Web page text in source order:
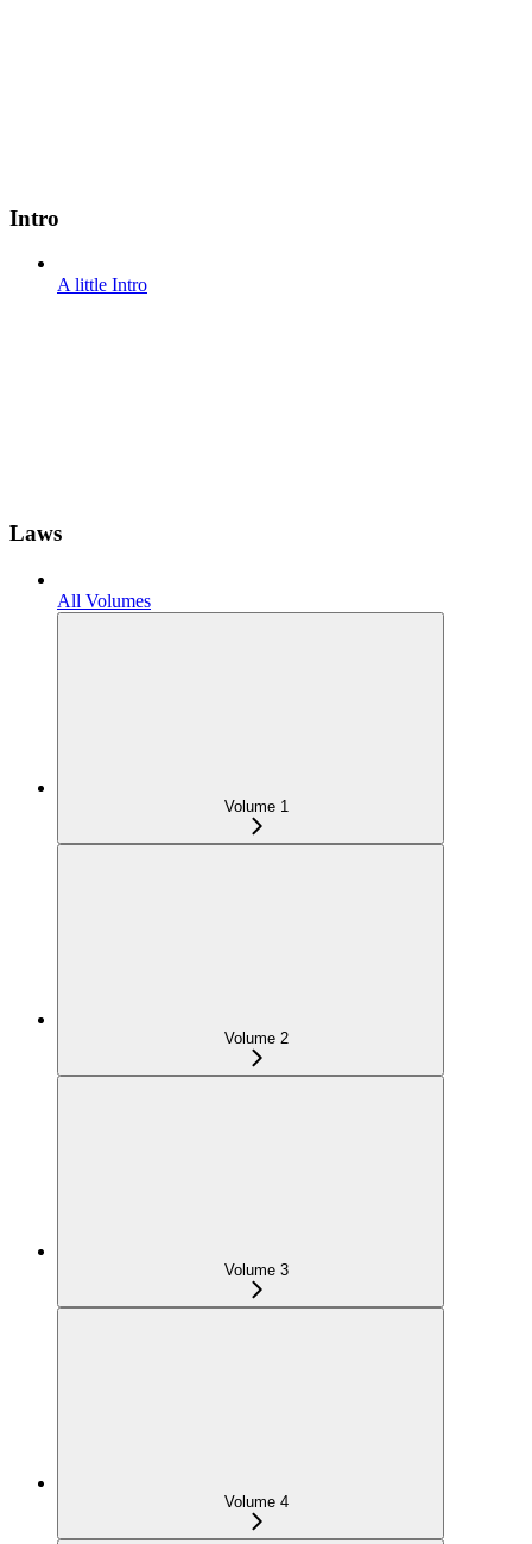
Intro
A little Intro
Laws
All Volumes
Volume 1
Volume 2
Volume 3
Volume 4